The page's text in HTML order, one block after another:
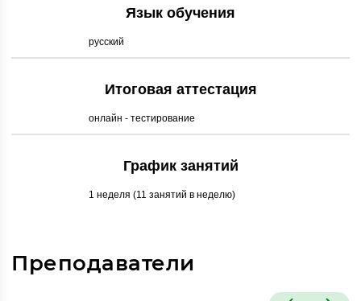
Язык обучения
русский
Итоговая аттестация
онлайн - тестирование
График занятий
1 неделя (11 занятий в неделю)
Преподаватели